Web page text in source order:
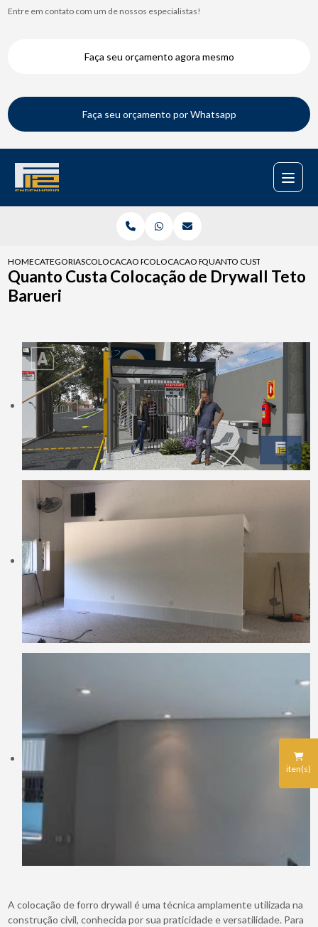
Entre em contato com um de nossos especialistas!
Faça seu orçamento agora mesmo
Faça seu orçamento por Whatsapp
iten(s)
HOMECATEGORIASCOLOCACAO PARA DRYWALLCOLOCACAO FORRO DRYWALL
QUANTO CUSTA
Quanto Custa Colocação de Drywall Teto
Barueri
A colocação de forro drywall é uma técnica amplamente utilizada na
construção civil, conhecida por sua praticidade e versatilidade. Para